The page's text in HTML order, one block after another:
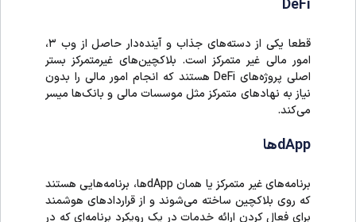
DeFi
قطعا یکی از دسته‌های جذاب و آینده‌دار حاصل از وب ۳،
امور مالی غیر متمرکز است. بلاکچین‌های غیرمتمرکز بستر
اصلی پروژه‌های DeFi هستند که انجام امور مالی را بدون
نیاز به نهاد‌های متمرکز مثل موسسات مالی و بانک‌ها میسر
می‌کند.
dAppها
برنامه‌های غیر متمرکز یا همان dAppها، برنامه‌هایی هستند
که روی بلاکچین ساخته می‌شوند و از قراردادهای هوشمند
برای فعال کردن ارائه خدمات در یک رویکرد برنامه‌‌ای که در